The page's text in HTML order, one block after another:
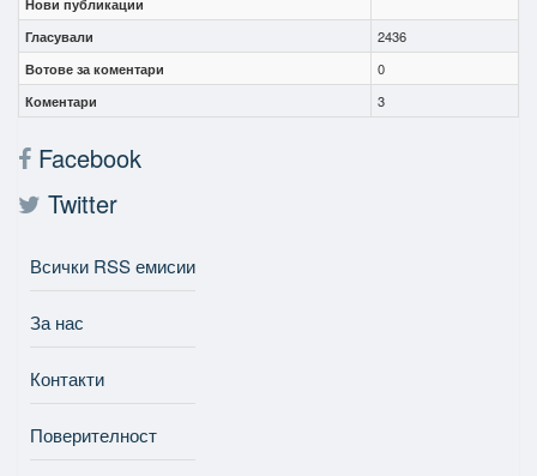
Гласували
2436
Вотове за коментари
0
Коментари
3
Facebook
Twitter
Всички RSS емисии
За нас
Контакти
Поверителност